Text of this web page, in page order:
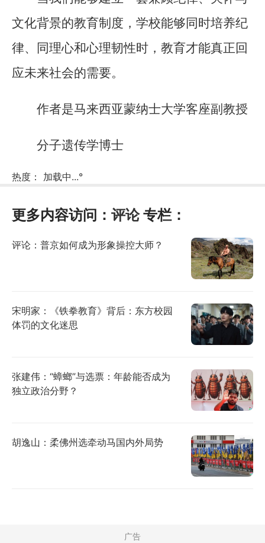
文化背景的教育制度，学校能够同时培养纪
律、同理心和心理韧性时，教育才能真正回
应未来社会的需要。
作者是马来西亚蒙纳士大学客座副教授
分子遗传学博士
热度： 加载中...°
更多内容访问： 评论专栏：
评论：普京如何成为形象操控大师？
宋明家：《铁拳教育》背后：东方校园
体罚的文化迷思
张建伟：“蟑螂”与选票：年龄能否成为
独立政治分野？
胡逸山：柔佛州选牵动马国内外局势